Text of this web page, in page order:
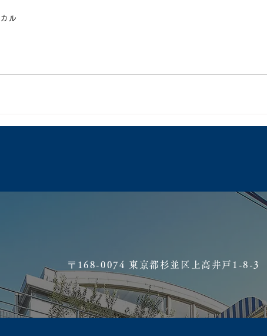
ル
​〒168-0074 東京都杉並区上高井戸1-8-3